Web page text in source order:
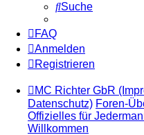
Suche
FAQ
Anmelden
Registrieren
MC Richter GbR
Datenschutz) Foren-
Offizielles für
Willkommen